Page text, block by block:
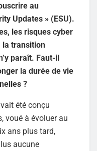
au
Updates » (ESU).
les risques cyber
la transition
paraît. Faut-il
la durée de vie
?
été conçu
voué à évoluer au
ans plus tard,
aucune